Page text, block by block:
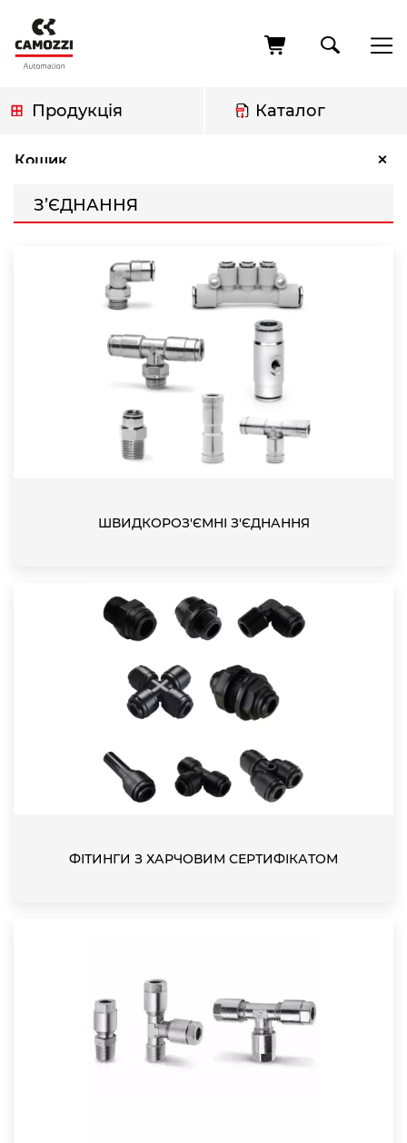
основного
вмісту
Продукція Каталог
Кошик ×
навіґації
З’ЄДНАННЯ
ШВИДКОРОЗ'ЄМНІ З'ЄДНАННЯ
ФІТИНГИ З ХАРЧОВИМ СЕРТИФІКАТОМ